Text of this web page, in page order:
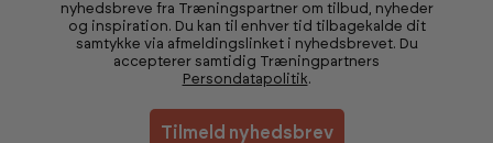
nyhedsbreve fra Træningspartner om tilbud, nyheder
og inspiration. Du kan til enhver tid tilbagekalde dit
samtykke via afmeldingslinket i nyhedsbrevet. Du
accepterer samtidig Træningpartners
Persondatapolitik.
Tilmeld nyhedsbrev